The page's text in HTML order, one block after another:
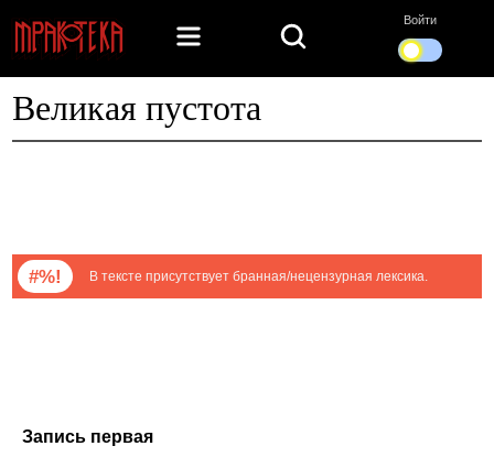
Войти
Великая пустота
#%! В тексте присутствует бранная/нецензурная лексика.
Запись первая